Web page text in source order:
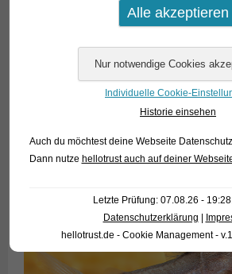
Individuelle Cookie-
Historie einsehen
Auch du möchtest deine Webseite
Dann nutze hellotrust auch auf deiner
Letzte Prüfung: 07.08.26 -
Datenschutzerklärung |
hellotrust.de - Cookie Management -